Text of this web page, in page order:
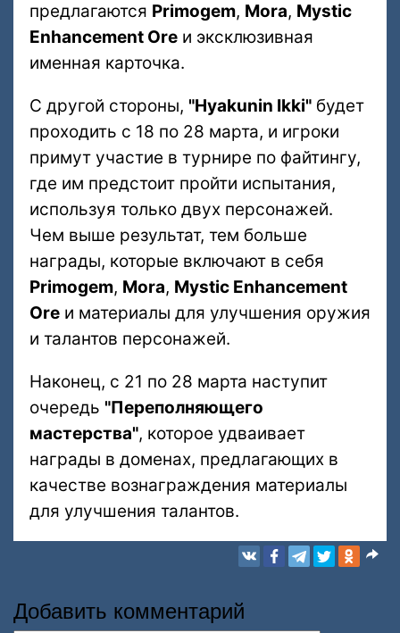
предлагаются Primogem, Mora, Mystic
Enhancement Ore и эксклюзивная
именная карточка.
С другой стороны, "Hyakunin Ikki" будет
проходить с 18 по 28 марта, и игроки
примут участие в турнире по файтингу,
где им предстоит пройти испытания,
используя только двух персонажей.
Чем выше результат, тем больше
награды, которые включают в себя
Primogem, Mora, Mystic Enhancement
Ore и материалы для улучшения оружия
и талантов персонажей.
Наконец, с 21 по 28 марта наступит
очередь "Переполняющего
мастерства", которое удваивает
награды в доменах, предлагающих в
качестве вознаграждения материалы
для улучшения талантов.
Добавить комментарий